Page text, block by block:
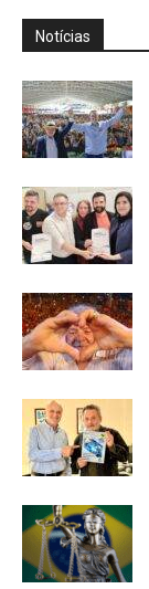
Notícias